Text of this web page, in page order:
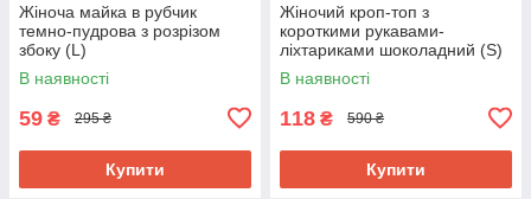
Жіноча майка в рубчик
темно-пудрова з розрізом
збоку (L)
В наявності
59 ₴ 295 ₴
Купити
Жіночий кроп-топ з
короткими рукавами-
ліхтариками шоколадний (S)
В наявності
118 ₴ 590 ₴
Купити